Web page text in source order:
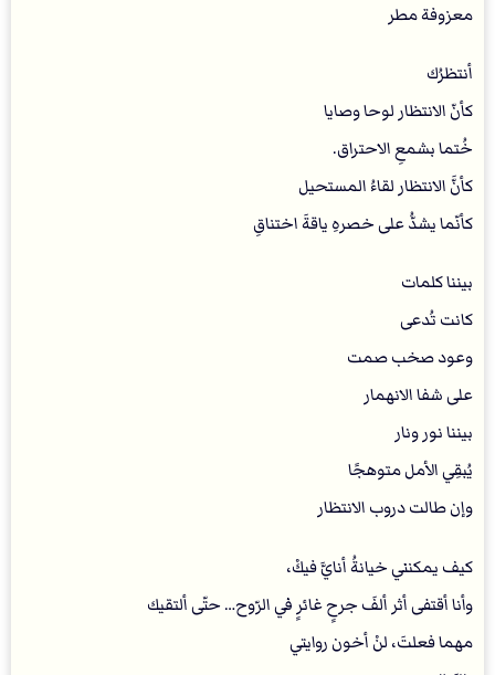
معزوفة مطر
‏أنتظرُك
كأنّ الانتظار لوحا وصايا
خُتما بشمعِ الاحتراق.
كأنَّ الانتظار لقاءُ المستحيل
كأنّما يشدُّ على خصرهِ ياقةَ اختناقِ
بيننا كلمات
كانت تُدعى
وعود صخب صمت
على شفا الانهمار
بيننا نور ونار
يُبقِي الأمل متوهجًا
وإن طالت دروب الانتظار
‏كيف يمكنني خيانةُ أنايَّ فيكْ،
وأنا أقتفى أثر ألفَ جرحٍ غائرٍ في الرّوح… حتّى ألتقيك
مهما فعلتَ، لنْ أخون روايتي